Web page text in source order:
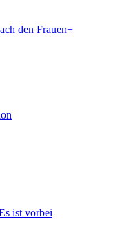
den Frauen+
ist vorbei